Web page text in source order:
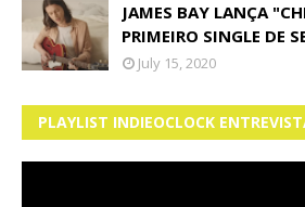
JAMES BAY LANÇA
PRIMEIRO SINGLE DE
July 15, 2020
PLAYLIST INDIEOCLOCK